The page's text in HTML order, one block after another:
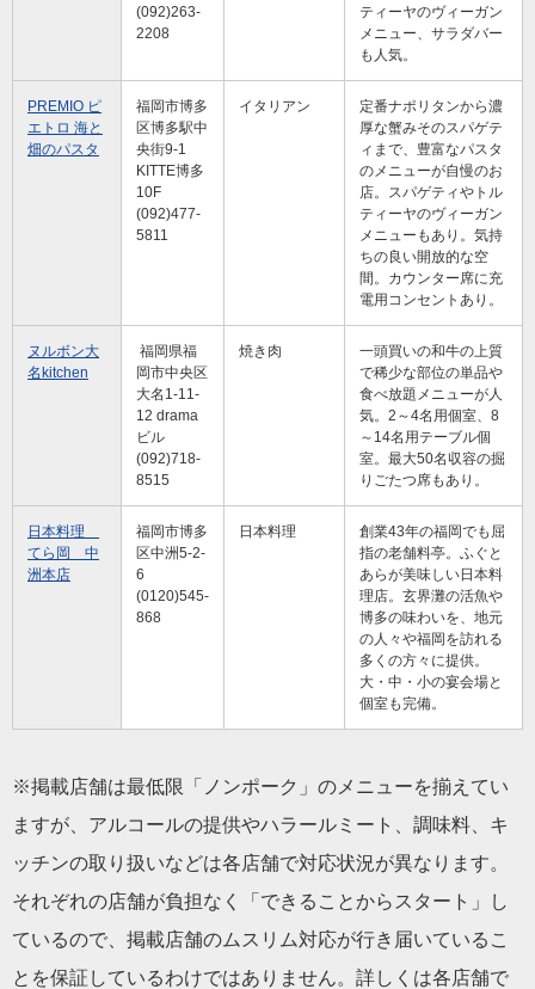
(092)263-
2208
ティーヤのヴィーガン
メニュー、サラダバー
も人気。
PREMIO ピ
エトロ 海と
畑のパスタ
福岡市博多
区博多駅中
央街9-1
KITTE博多
10F
(092)477-
5811
イタリアン
定番ナポリタンから濃
厚な蟹みそのスパゲテ
ィまで、豊富なパスタ
のメニューが自慢のお
店。スパゲティやトル
ティーヤのヴィーガン
メニューもあり。気持
ちの良い開放的な空
間。カウンター席に充
電用コンセントあり。
ヌルボン大
名kitchen
福岡県福
岡市中央区
大名1-11-
12 drama
ビル
(092)718-
8515
焼き肉
一頭買いの和牛の上質
で稀少な部位の単品や
食べ放題メニューが人
気。2～4名用個室、8
～14名用テーブル個
室。最大50名収容の掘
りごたつ席もあり。
日本料理
てら岡 中
洲本店
福岡市博多
区中洲5-2-
6
(0120)545-
868
日本料理
創業43年の福岡でも屈
指の老舗料亭。ふぐと
あらが美味しい日本料
理店。玄界灘の活魚や
博多の味わいを、地元
の人々や福岡を訪れる
多くの方々に提供。
大・中・小の宴会場と
個室も完備。
※掲載店舗は最低限「ノンポーク」のメニューを揃えてい
ますが、アルコールの提供やハラールミート、調味料、キ
ッチンの取り扱いなどは各店舗で対応状況が異なります。
それぞれの店舗が負担なく「できることからスタート」し
ているので、掲載店舗のムスリム対応が行き届いているこ
とを保証しているわけではありません。詳しくは各店舗で